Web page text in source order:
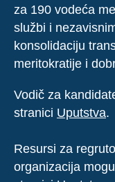
za 190 vodeća
službi i
konsolidaciju
meritokratije i
Vodič za
stranici Uputstva.
Resursi za
organizacija